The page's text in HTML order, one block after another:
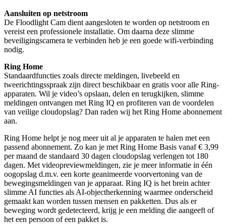
Aansluiten op netstroom
De Floodlight Cam dient aangesloten te worden op netstroom en
vereist een professionele installatie. Om daarna deze slimme
beveiligingscamera te verbinden heb je een goede wifi-verbinding
nodig.
Ring Home
Standaardfuncties zoals directe meldingen, livebeeld en
tweerichtingsspraak zijn direct beschikbaar en gratis voor alle Ring-
apparaten. Wil je video’s opslaan, delen en terugkijken, slimme
meldingen ontvangen met Ring IQ en profiteren van de voordelen
van veilige cloudopslag? Dan raden wij het Ring Home abonnement
aan.
Ring Home helpt je nog meer uit al je apparaten te halen met een
passend abonnement. Zo kan je met Ring Home Basis vanaf € 3,99
per maand de standaard 30 dagen cloudopslag verlengen tot 180
dagen. Met videopreviewmeldingen, zie je meer informatie in één
oogopslag d.m.v. een korte geanimeerde voorvertoning van de
bewegingsmeldingen van je apparaat. Ring IQ is het brein achter
slimme AI functies als AI-objectherkenning waarmee onderscheid
gemaakt kan worden tussen mensen en pakketten. Dus als er
beweging wordt gedetecteerd, krijg je een melding die aangeeft of
het een persoon of een pakket is.